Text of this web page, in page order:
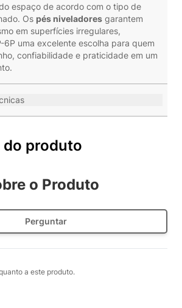
espaço de acordo com o tipo de
Os pés niveladores garantem
em superfícies irregulares,
6P uma excelente escolha para quem
confiabilidade e praticidade em um
do produto
o Produto
Perguntar
a este produto.